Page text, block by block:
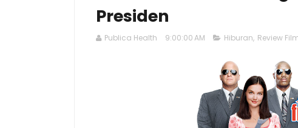
Presiden
Publica Health 9:00:00 AM Hiburan, Review